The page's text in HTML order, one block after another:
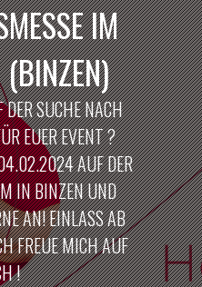
IM
SUCHE NACH
EUER EVENT ?
AUF DER
IN BINZEN UND
AN! EINLASS AB
FREUE MICH AUF
!